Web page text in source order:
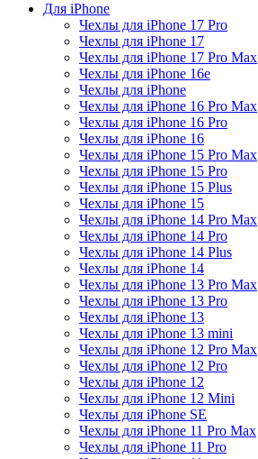
Для iPhone
Чехлы для iPhone 17 Pro
Чехлы для iPhone 17
Чехлы для iPhone 17 Pro Max
Чехлы для iPhone 16e
Чехлы для iPhone
Чехлы для iPhone 16 Pro Max
Чехлы для iPhone 16 Pro
Чехлы для iPhone 16
Чехлы для iPhone 15 Pro Max
Чехлы для iPhone 15 Pro
Чехлы для iPhone 15 Plus
Чехлы для iPhone 15
Чехлы для iPhone 14 Pro Max
Чехлы для iPhone 14 Pro
Чехлы для iPhone 14 Plus
Чехлы для iPhone 14
Чехлы для iPhone 13 Pro Max
Чехлы для iPhone 13 Pro
Чехлы для iPhone 13
Чехлы для iPhone 13 mini
Чехлы для iPhone 12 Pro Max
Чехлы для iPhone 12 Pro
Чехлы для iPhone 12
Чехлы для iPhone 12 Mini
Чехлы для iPhone SE
Чехлы для iPhone 11 Pro Max
Чехлы для iPhone 11 Pro